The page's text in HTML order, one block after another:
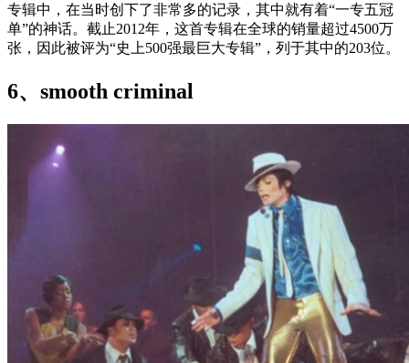
专辑中，在当时创下了非常多的记录，其中就有着“一专五冠
单”的神话。截止2012年，这首专辑在全球的销量超过4500万
张，因此被评为“史上500强最巨大专辑”，列于其中的203位。
6、smooth criminal